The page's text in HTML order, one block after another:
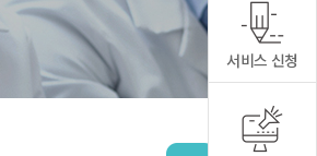
서비스 신청